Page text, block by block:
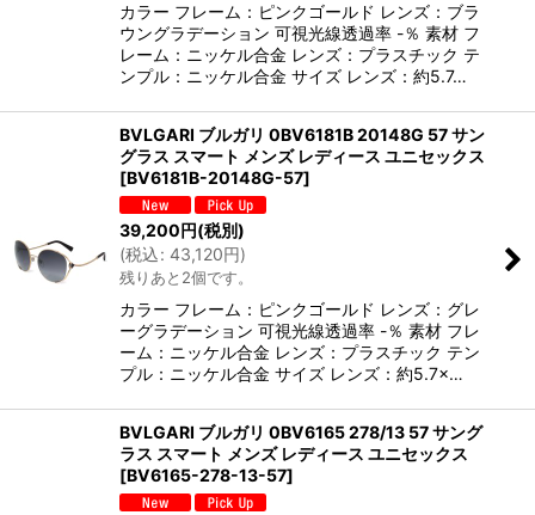
カラー フレーム：ピンクゴールド レンズ：ブラ
ウングラデーション 可視光線透過率 -％ 素材 フ
レーム：ニッケル合金 レンズ：プラスチック テ
ンプル：ニッケル合金 サイズ レンズ：約5.7…
BVLGARI ブルガリ 0BV6181B 20148G 57 サン
グラス スマート メンズ レディース ユニセックス
[BV6181B-20148G-57]
39,200円(税別)
(税込: 43,120円)
残りあと2個です。
カラー フレーム：ピンクゴールド レンズ：グレ
ーグラデーション 可視光線透過率 -％ 素材 フレ
ーム：ニッケル合金 レンズ：プラスチック テン
プル：ニッケル合金 サイズ レンズ：約5.7×…
BVLGARI ブルガリ 0BV6165 278/13 57 サング
ラス スマート メンズ レディース ユニセックス
[BV6165-278-13-57]